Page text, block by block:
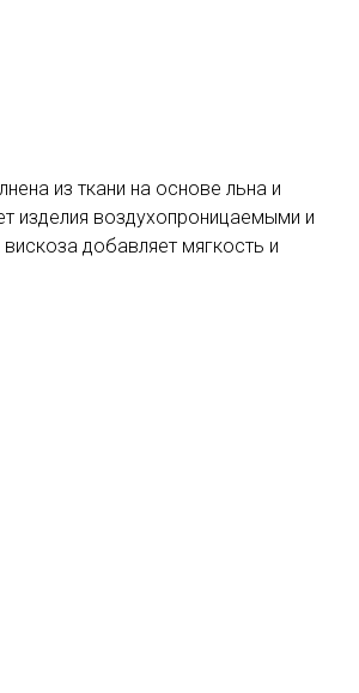
из ткани на основе льна и
изделия воздухопроницаемыми и
добавляет мягкость и